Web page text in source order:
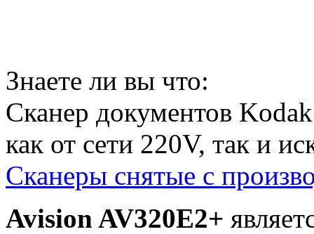
Знаете ли вы что:
Сканер документов
как от сети 220V, так и
Сканеры снятые с
Avision AV320E2+